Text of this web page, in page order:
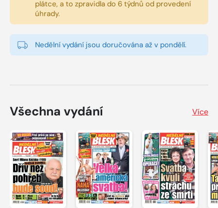
plátce, a to zpravidla do 6 týdnů od provedení
úhrady.
Nedělní vydání jsou doručována až v pondělí.
Všechna vydání Více